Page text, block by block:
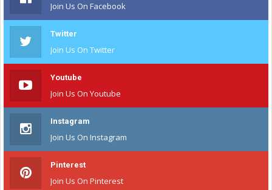
Join Us On Facebook
Twitter
Join Us On Twitter
Youtube
Join Us On Youtube
Instagram
Join Us On Instagram
Pinterest
Join Us On Pinterest